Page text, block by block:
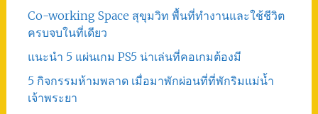
Co-working Space สุขุมวิท พื้นที่ทำงานและใช้ชีวิต
ครบจบในที่เดียว
แนะนำ 5 แผ่นเกม PS5 น่าเล่นที่คอเกมต้องมี
5 กิจกรรมห้ามพลาด เมื่อมาพักผ่อนที่ที่พักริมแม่น้ำ
เจ้าพระยา